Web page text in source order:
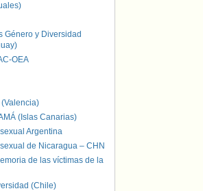
Género y Diversidad
OEA
(Islas Canarias)
Argentina
de Nicaragua – CHN
de las víctimas de la
(Chile)